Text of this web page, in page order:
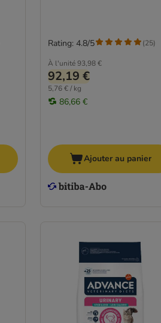
À l'unité 93,98 €
92,19 €
5,76 € / kg
86,66 €
Rating: 4.8/5 (25)
Ajouter au panier